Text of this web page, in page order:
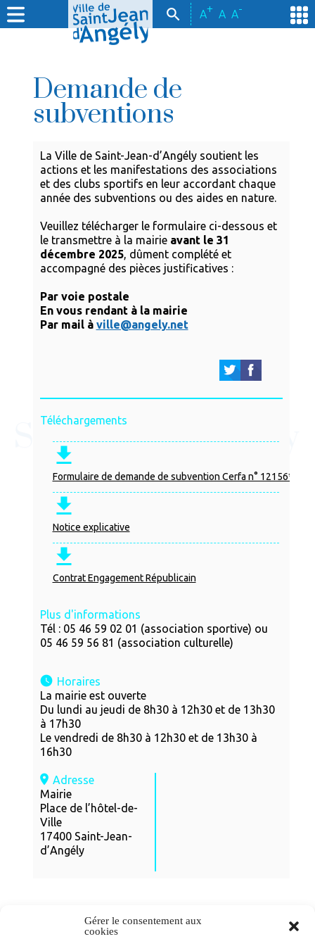
Gérer le consentement aux
cookies
A+ A A-
Demande de
subventions
La Ville de Saint-Jean-d’Angély soutient les
actions et les manifestations des associations
et des clubs sportifs en leur accordant chaque
année des subventions ou des aides en nature.
Veuillez télécharger le formulaire ci-dessous et
le transmettre à la mairie avant le 31
décembre 2025, dûment complété et
accompagné des pièces justificatives :
Par voie postale
En vous rendant à la mairie
Par mail à ville@angely.net
Téléchargements
Formulaire de demande de subvention Cerfa n° 12156*06
Notice explicative
Contrat Engagement Républicain
Plus d'informations
Tél : 05 46 59 02 01 (association sportive) ou
05 46 59 56 81 (association culturelle)
Horaires
La mairie est ouverte
Du lundi au jeudi de 8h30 à 12h30 et de 13h30
à 17h30
Le vendredi de 8h30 à 12h30 et de 13h30 à
16h30
Adresse
Mairie
Place de l’hôtel-de-
Ville
17400 Saint-Jean-
d’Angély